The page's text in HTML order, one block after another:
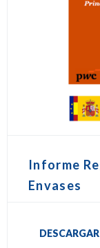
Informe
Envases